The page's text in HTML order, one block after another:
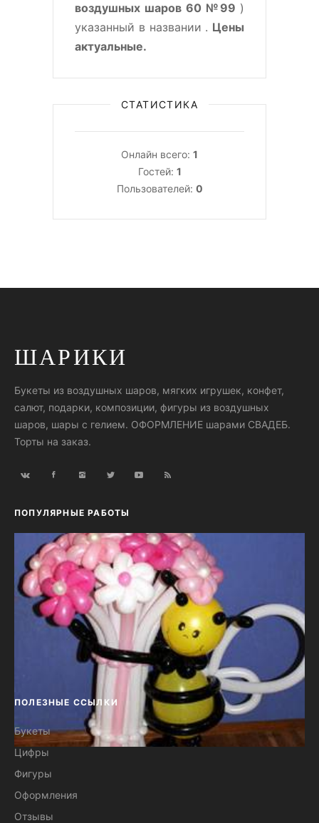
воздушных шаров 60 №99 )
указанный в названии . Цены
актуальные.
СТАТИСТИКА
Онлайн всего: 1
Гостей: 1
Пользователей: 0
ШАРИКИ
Букеты из воздушных шаров, мягких игрушек, конфет,
салют, подарки, композиции, фигуры из воздушных
шаров, шары с гелием. ОФОРМЛЕНИЕ шарами СВАДЕБ.
Торты на заказ.
ПОПУЛЯРНЫЕ РАБОТЫ
Букет из воздушных шаров 15
ромашек с пчелой №58
ПОЛЕЗНЫЕ ССЫЛКИ
Букеты
Цифры
Фигуры
Оформления
Отзывы